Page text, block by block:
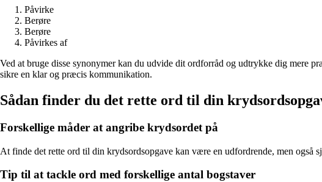
Påvirke
Berøre
Berøre
Påvirkes af
Ved at bruge disse synonymer kan du udvide dit ordforråd og udtrykke dig mere
sikre en klar og præcis kommunikation.
Sådan finder du det rette ord til din
Forskellige måder at angribe krydsordet på
At finde det rette ord til din krydsordsopgave kan være en udfordrende, men også
Tip til at tackle ord med forskellige antal bogstaver